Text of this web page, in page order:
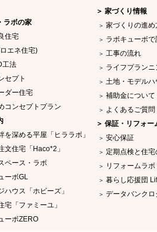
ラボの家
住宅
エネ住宅)
工法
セプト
ダー住宅
コンセプトプラン
を深める平屋「ヒララボ」
文住宅「Haco*2」
ペース・ラボ
ーボGL
ハウス「ホビーズ」
宅「ファミーユ」
ーボZERO
家づくり情報
家づくりの進め
ラボキューボで
工事の流れ
ライフプランニ
土地・モデル
補助金について
よくあるご質問
保証・リフォー
安心保証
定期点検と住宅
リフォームラボ
暮らし応援団
データバンクロ